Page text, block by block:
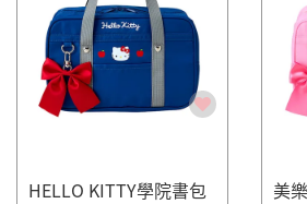
HELLO KITTY學院書包
美